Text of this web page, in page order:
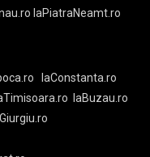
laPiatraNeamt.ro
laConstanta.ro
laBuzau.ro